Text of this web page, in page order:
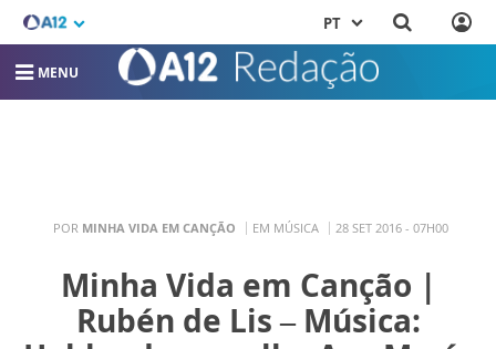
PT
MENU
POR MINHA VIDA EM CANÇÃO EM MÚSICA 28 SET 2016 - 07H00
Minha Vida em Canção |
Rubén de Lis – Música: